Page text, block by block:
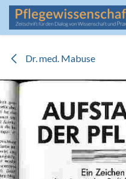
Zum Inhalt springen
Dr. med. Mabuse